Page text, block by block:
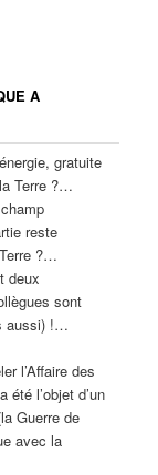
A
gratuite
Terre ?…
reste
?…
deux
sont
aussi) !…
l’Affaire des
été l’objet d’un
Guerre de
avec la